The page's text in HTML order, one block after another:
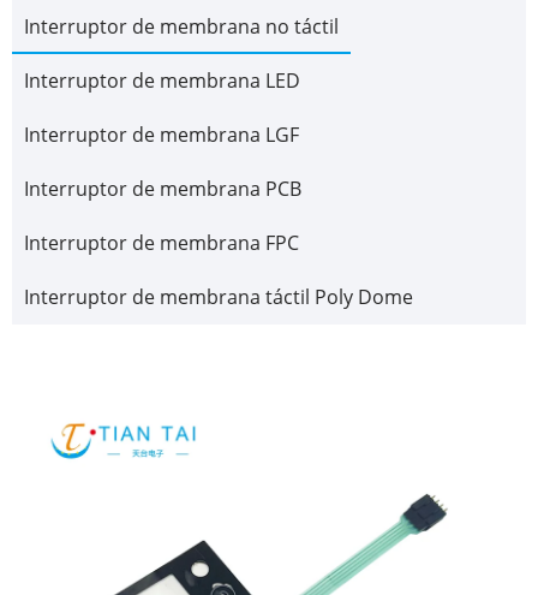
Interruptor de membrana no táctil
Interruptor de membrana LED
Interruptor de membrana LGF
Interruptor de membrana PCB
Interruptor de membrana FPC
Interruptor de membrana táctil Poly Dome